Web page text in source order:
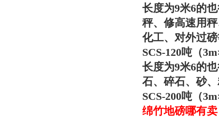
长度为9米6的
秤、修高速用
化工、对外过
SCS-120吨（
长度为9米6的
石、碎石、砂
SCS-200吨（
绵竹地磅哪有